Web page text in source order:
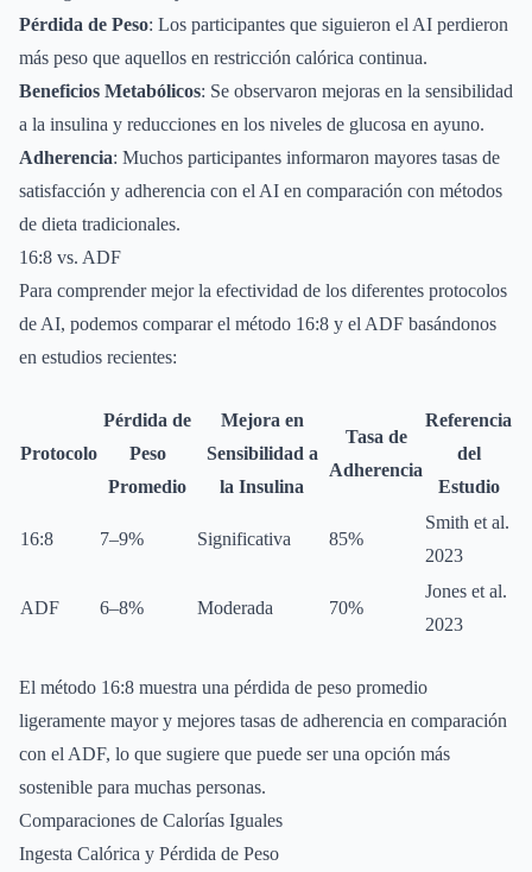
Pérdida de Peso: Los participantes que siguieron el AI perdieron
más peso que aquellos en restricción calórica continua.
Beneficios Metabólicos: Se observaron mejoras en la sensibilidad
a la insulina y reducciones en los niveles de glucosa en ayuno.
Adherencia: Muchos participantes informaron mayores tasas de
satisfacción y adherencia con el AI en comparación con métodos
de dieta tradicionales.
16:8 vs. ADF
Para comprender mejor la efectividad de los diferentes protocolos
de AI, podemos comparar el método 16:8 y el ADF basándonos
en estudios recientes:
Protocolo
Pérdida de
Peso
Promedio
Mejora en
Sensibilidad a
la Insulina
Tasa de
Adherencia
Referencia
del
Estudio
16:8 7–9% Significativa 85%
Smith et al.
2023
ADF 6–8% Moderada 70%
Jones et al.
2023
El método 16:8 muestra una pérdida de peso promedio
ligeramente mayor y mejores tasas de adherencia en comparación
con el ADF, lo que sugiere que puede ser una opción más
sostenible para muchas personas.
Comparaciones de Calorías Iguales
Ingesta Calórica y Pérdida de Peso